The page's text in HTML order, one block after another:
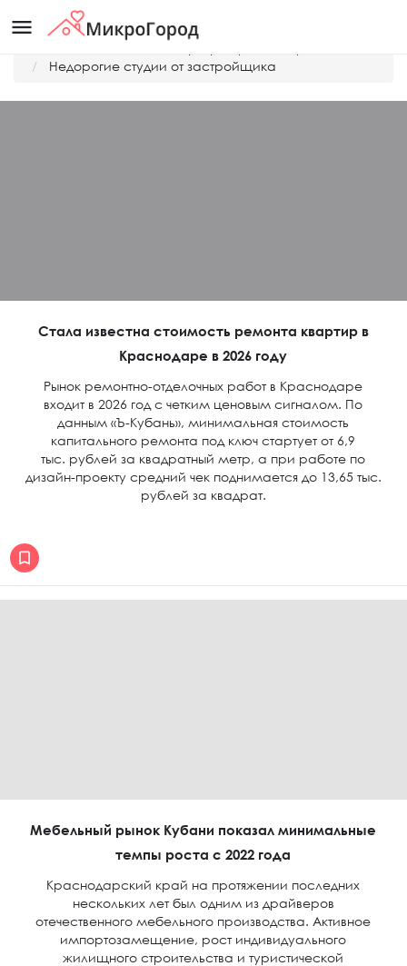
menu
Недорогие студии от застройщика
Стала известна стоимость ремонта квартир в
Краснодаре в 2026 году
Рынок ремонтно-отделочных работ в Краснодаре
входит в 2026 год с четким ценовым сигналом. По
данным «Ъ-Кубань», минимальная стоимость
капитального ремонта под ключ стартует от 6,9
тыс. рублей за квадратный метр, а при работе по
дизайн-проекту средний чек поднимается до 13,65 тыс.
рублей за квадрат.
Мебельный рынок Кубани показал минимальные
темпы роста с 2022 года
Краснодарский край на протяжении последних
нескольких лет был одним из драйверов
отечественного мебельного производства. Активное
импортозамещение, рост индивидуального
жилищного строительства и туристической